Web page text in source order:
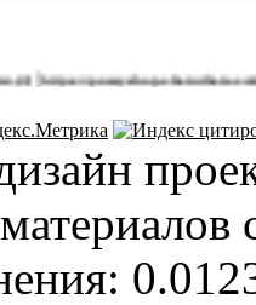
pussyshop.chaturbate.com/male-